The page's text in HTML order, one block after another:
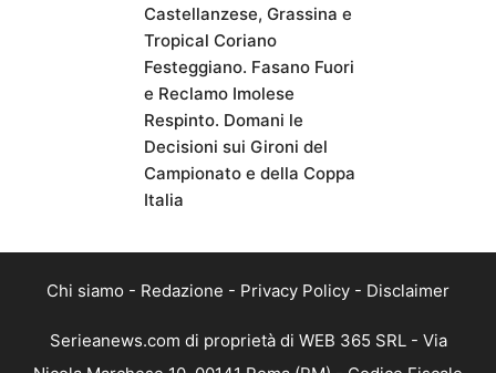
Castellanzese, Grassina e
Tropical Coriano
Festeggiano. Fasano Fuori
e Reclamo Imolese
Respinto. Domani le
Decisioni sui Gironi del
Campionato e della Coppa
Italia
Chi siamo - Redazione - Privacy Policy - Disclaimer
Serieanews.com di proprietà di WEB 365 SRL - Via